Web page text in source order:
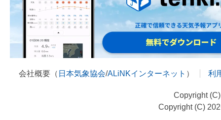
会社概要（ 日本気象協会/ALiNKインターネット ） 利
Copyright
Copyright (C)